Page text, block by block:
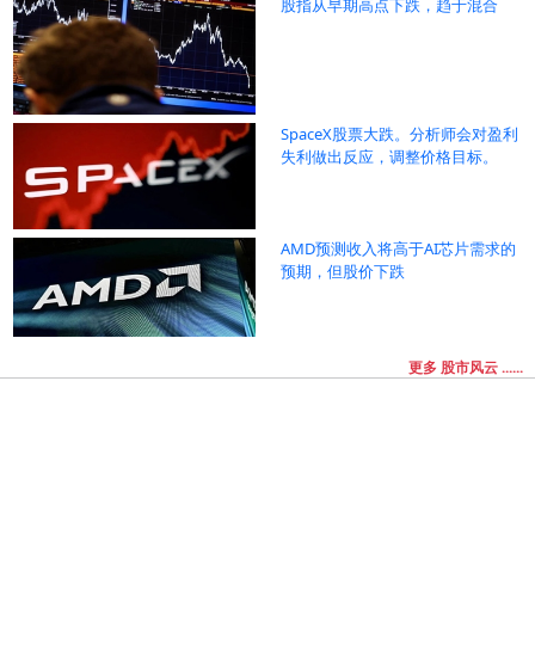
SpaceX股票大跌。分析师会对盈利
失利做出反应，调整价格目标。
AMD预测收入将高于AI芯片需求的
预期，但股价下跌
更多 股市风云 ......